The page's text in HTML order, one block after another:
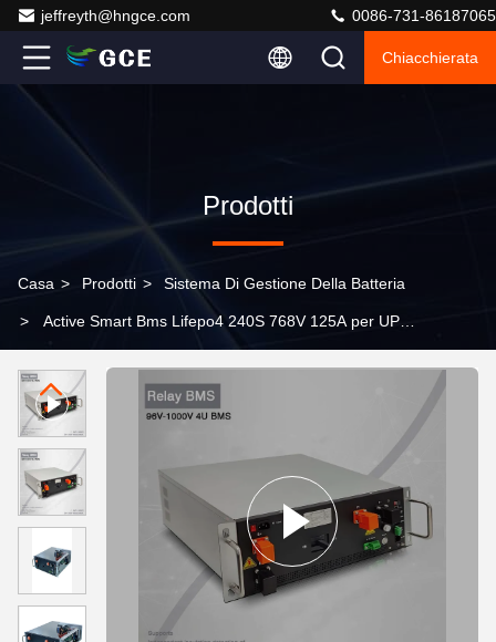
jeffreyth@hngce.com 0086-731-86187065
Chiacchierata
Prodotti
Casa > Prodotti > Sistema Di Gestione Della Batteria
> Active Smart Bms Lifepo4 240S 768V 125A per UPS